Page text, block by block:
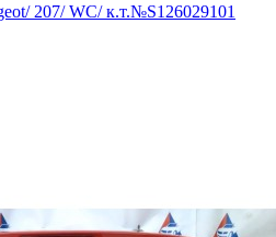
207/ WC/ к.т.№S126029101